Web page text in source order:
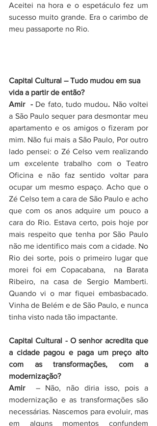
Aceitei na hora e o espetáculo fez um
sucesso muito grande. Era o carimbo de
meu passaporte no Rio.
Capital Cultural – Tudo mudou em sua
vida a partir de então?
Amir  - De fato, tudo mudou. Não voltei
a São Paulo sequer para desmontar meu
apartamento e os amigos o fizeram por
mim. Não fui mais a São Paulo, Por outro
lado pensei: o Zé Celso vem realizando
um excelente trabalho com o Teatro
Oficina e não faz sentido voltar para
ocupar um mesmo espaço. Acho que o
Zé Celso tem a cara de São Paulo e acho
que com os anos adquire um pouco a
cara do Rio. Estava certo, pois hoje por
mais respeito que tenha por São Paulo
não me identifico mais com a cidade. No
Rio dei sorte, pois o primeiro lugar que
morei foi em Copacabana,  na Barata
Ribeiro, na casa de Sergio Mamberti.
Quando vi o mar fiquei embasbacado.
Vinha de Belém e de São Paulo, e nunca
tinha visto nada tão impactante.
Capital Cultural - O senhor acredita que
a cidade pagou e paga um preço alto
com as transformações, com a
modernização?
Amir
  – Não, não diria isso, pois a
modernização e as transformações são
necessárias. Nascemos para evoluir, mas
em alguns momentos confundem